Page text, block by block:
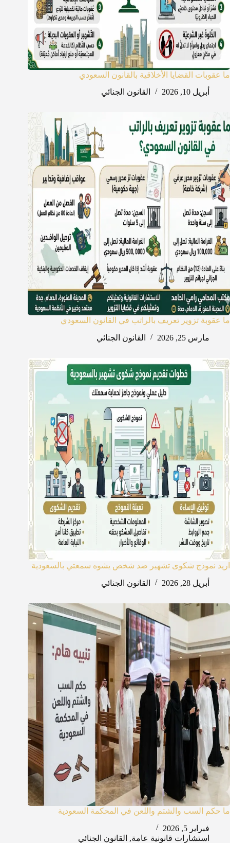
ما عقوبات القضايا الأخلاقية بالقانون السعودي
أبريل 10, 2026
القانون الجنائي
ما عقوبة تزوير تعريف بالراتب في القانون السعودي
مارس 25, 2026
القانون الجنائي
اريد نموذج شكوى تشهير ضد شخص يشوه سمعتي بالسعودية
أبريل 28, 2026
القانون الجنائي
ما حكم السب والشتم واللعن في المحكمة السعودية
فبراير 5, 2026
استشارات قانونية عامة, القانون الجنائي